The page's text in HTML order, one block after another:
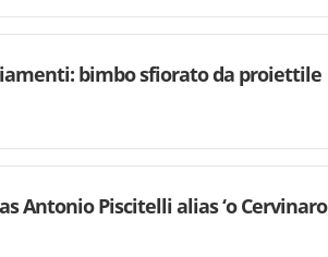
bimbo sfiorato da proiettile
Antonio Piscitelli alias ‘o Cervinaro